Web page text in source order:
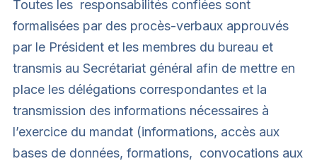
Toutes les responsabilités confiées sont
formalisées par des procès-verbaux approuvés
par le Président et les membres du bureau et
transmis au Secrétariat général afin de mettre en
place les délégations correspondantes et la
transmission des informations nécessaires à
l’exercice du mandat (informations, accès aux
bases de données, formations, convocations aux